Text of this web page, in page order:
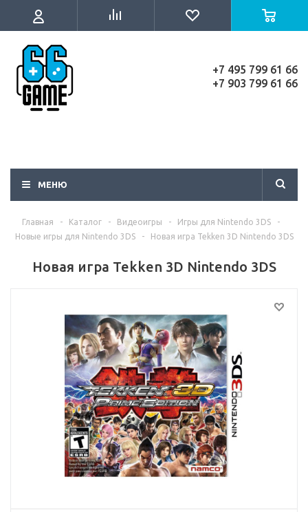
+7 495 799 61 66
+7 903 799 61 66
МЕНЮ
Главная - Каталог - Видеоигры - Игры для Nintendo 3DS
-
Новые игры для Nintendo 3DS
- Новая игра Tekken 3D Nintendo 3DS
Новая игра Tekken 3D Nintendo 3DS